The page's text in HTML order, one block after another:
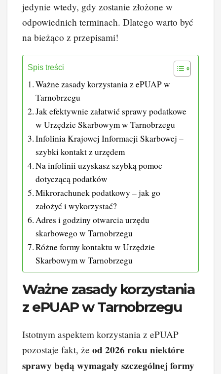
jedynie wtedy, gdy zostanie złożone w
odpowiednich terminach. Dlatego warto być
na bieżąco z przepisami!
Spis treści
Ważne zasady korzystania z ePUAP w
Tarnobrzegu
Jak efektywnie załatwić sprawy podatkowe
w Urzędzie Skarbowym w Tarnobrzegu
Infolinia Krajowej Informacji Skarbowej –
szybki kontakt z urzędem
Na infolinii uzyskasz szybką pomoc
dotyczącą podatków
Mikrorachunek podatkowy – jak go
założyć i wykorzystać?
Adres i godziny otwarcia urzędu
skarbowego w Tarnobrzegu
Różne formy kontaktu w Urzędzie
Skarbowym w Tarnobrzegu
Ważne zasady korzystania
z ePUAP w Tarnobrzegu
Istotnym aspektem korzystania z ePUAP
pozostaje fakt, że od 2026 roku niektóre
sprawy będą wymagały szczególnej formy